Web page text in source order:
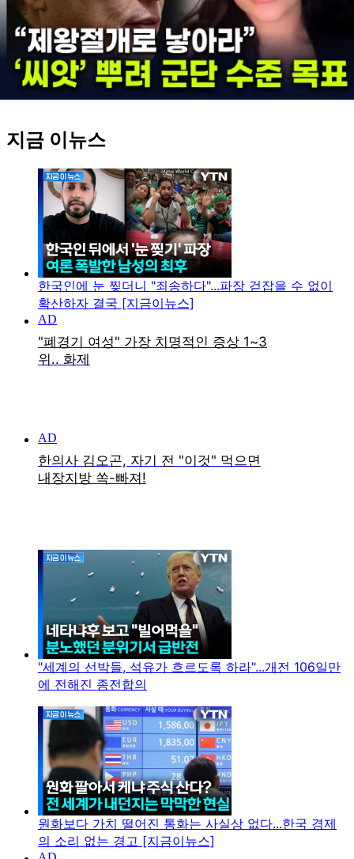
지금 이뉴스
한국인에 눈 찢더니 "죄송하다"...파장 걷잡을 수 없이
확산하자 결국 [지금이뉴스]
"세계의 선박들, 석유가 흐르도록 하라"...개전 106일만
에 전해진 종전합의
원화보다 가치 떨어진 통화는 사실상 없다...한국 경제
의 소리 없는 경고 [지금이뉴스]